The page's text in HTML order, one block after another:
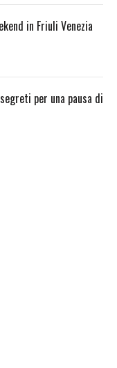
in Friuli Venezia
per una pausa di